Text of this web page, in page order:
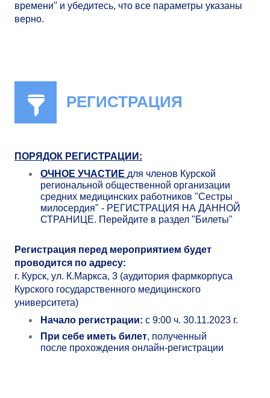
времени" и убедитесь, что все параметры указаны
верно.
РЕГИСТРАЦИЯ
ПОРЯДОК РЕГИСТРАЦИИ:
ОЧНОЕ УЧАСТИЕ для членов Курской
региональной общественной организации
средних медицинских работников "Сестры
милосердия" - РЕГИСТРАЦИЯ НА ДАННОЙ
СТРАНИЦЕ. Перейдите в раздел "Билеты"
Регистрация перед мероприятием будет
проводится по адресу:
г. Курск, ул. К.Маркса, 3 (аудитория фармкорпуса
Курского государственного медицинского
университета)
Начало регистрации: с 9:00 ч. 30.11.2023 г.
При себе иметь билет, полученный
после прохождения онлайн-регистрации